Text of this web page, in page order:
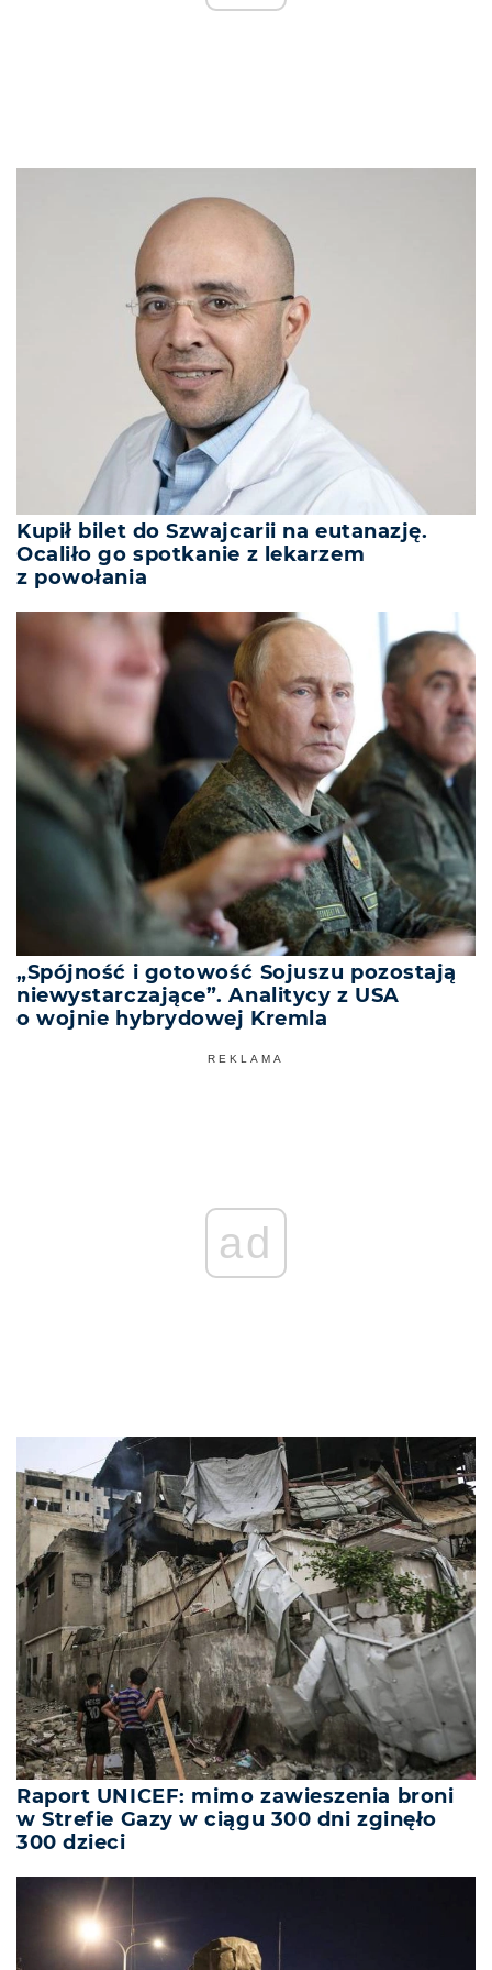
Kupił bilet do Szwajcarii na eutanazję.
Ocaliło go spotkanie z lekarzem
z powołania
„Spójność i gotowość Sojuszu pozostają
niewystarczające”. Analitycy z USA
o wojnie hybrydowej Kremla
REKLAMA
ad
Raport UNICEF: mimo zawieszenia broni
w Strefie Gazy w ciągu 300 dni zginęło
300 dzieci